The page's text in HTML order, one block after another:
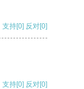
支持[0] 反对[0]
支持[0] 反对[0]